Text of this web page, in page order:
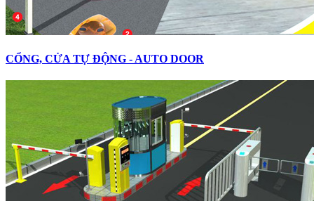
CỔNG, CỬA TỰ ĐỘNG - AUTO DOOR